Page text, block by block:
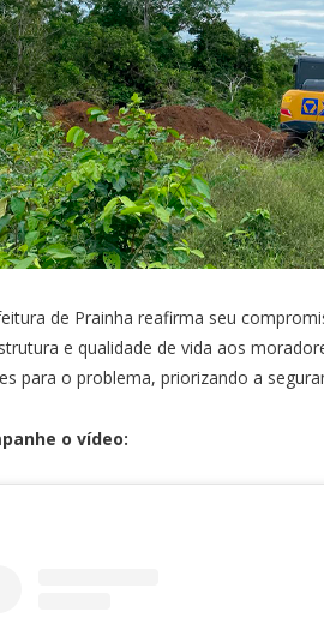
de Prainha reafirma seu
e qualidade de vida aos
para o problema, priorizando a
o vídeo: